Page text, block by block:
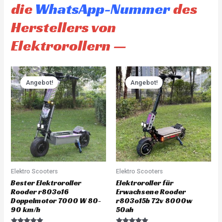
die WhatsApp-Nummerdes
Herstellers von
Elektrorollern —
Angebot!
Elektro Scooters
Bester Elektroroller
Rooder r803o16
Doppelmotor 7000 W 80-
90 km/h
Original
price
was:
CHF 3'930.00.
Current
price
is:
CHF 3'733.00.
Angebot!
Elektro Scooters
Elektroroller für
Erwachsene Rooder
r803o15b 72v 8000w
50ah
Original
price
was:
CHF 4'845.00.
Current
price
is:
CHF